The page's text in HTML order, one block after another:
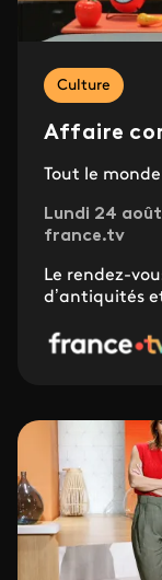
Culture
Affaire
Tout le
Lundi 24
france.tv
Le rendez-
d’antiquités